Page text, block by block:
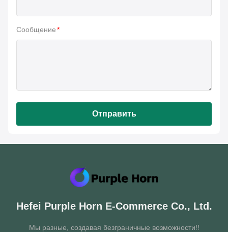
Сообщение*
Отправить
Hefei Purple Horn E-Commerce Co., Ltd.
Мы разные, создавая безграничные возможности!!